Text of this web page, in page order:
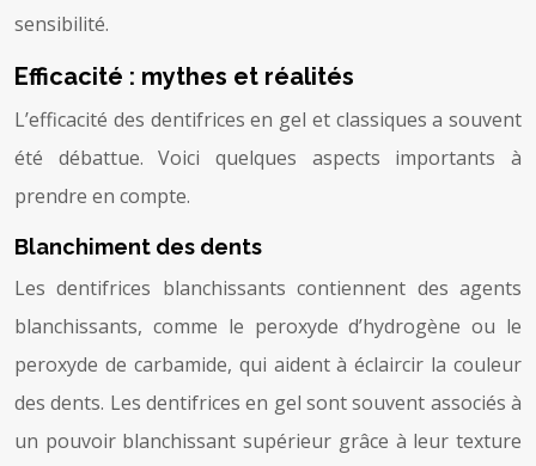
sensibilité.
Efficacité : mythes et réalités
L’efficacité des dentifrices en gel et classiques a souvent
été débattue. Voici quelques aspects importants à
prendre en compte.
Blanchiment des dents
Les dentifrices blanchissants contiennent des agents
blanchissants, comme le peroxyde d’hydrogène ou le
peroxyde de carbamide, qui aident à éclaircir la couleur
des dents. Les dentifrices en gel sont souvent associés à
un pouvoir blanchissant supérieur grâce à leur texture